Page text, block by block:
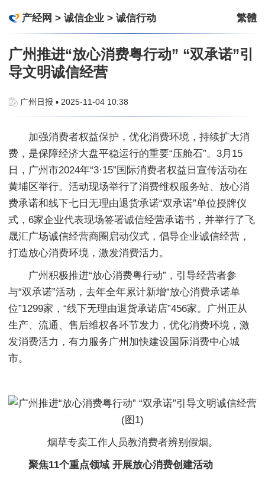
产经网 > 诚信企业 > 诚信行动 繁體
广州推进“放心消费粤行动” “双承诺”引
导文明诚信经营
广州日报 ▪ 2025-11-04 10:38
加强消费者权益保护，优化消费环境，持续扩大消
费，是保障经济大盘平稳运行的重要“压舱石”。3月15
日，广州市2024年“3·15”国际消费者权益日宣传活动在
黄埔区举行。活动现场举行了消费维权服务站、放心消
费承诺和线下七日无理由退货承诺“双承诺”单位授牌仪
式，6家企业代表现场签署诚信经营承诺书，并举行了飞
晟汇广场诚信经营商圈启动仪式，倡导企业诚信经营，
打造放心消费环境，激发消费活力。
广州积极推进“放心消费粤行动”，引导经营者参
与“双承诺”活动，去年全年累计新增“放心消费承诺单
位”1299家，“线下无理由退货承诺店”456家。广州正从
生产、流通、售后维权各环节发力，优化消费环境，激
发消费活力，有力服务广州加快建设国际消费中心城
市。
烟草专卖工作人员教消费者辨别假烟。
聚焦11个重点领域 开展放心消费创建活动